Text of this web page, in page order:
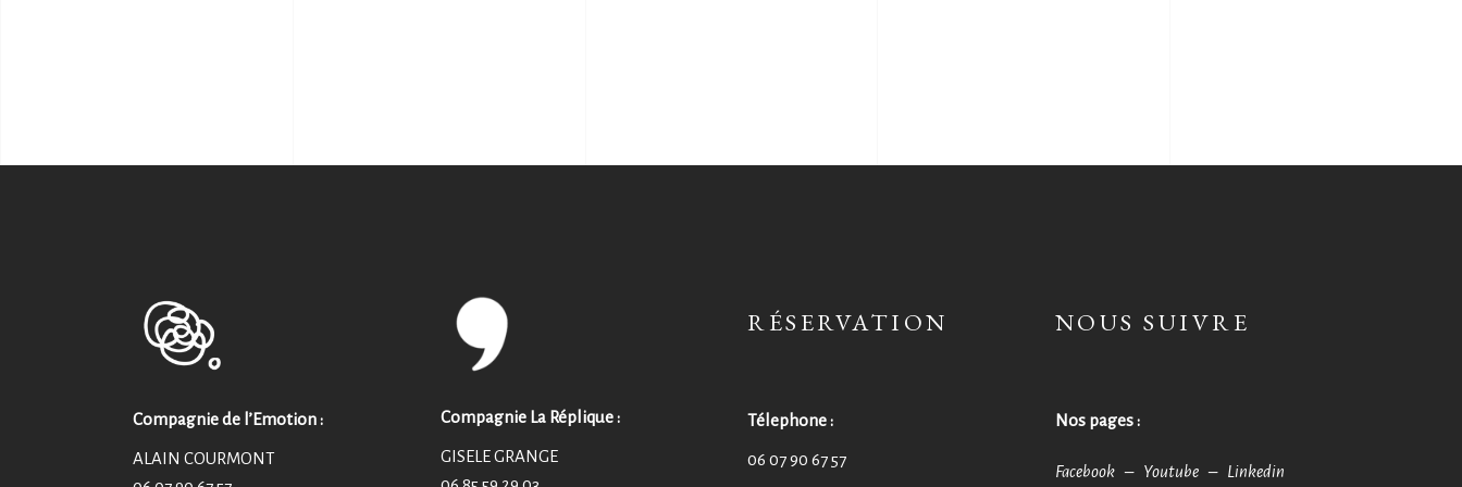
Compagnie de l’Emotion :
ALAIN COURMONT
Compagnie La Réplique :
GISELE GRANGE
RÉSERVATION
Télephone :
06 07 90 67 57
NOUS SUIVRE
Nos pages :
Facebook – Youtube – Linkedin